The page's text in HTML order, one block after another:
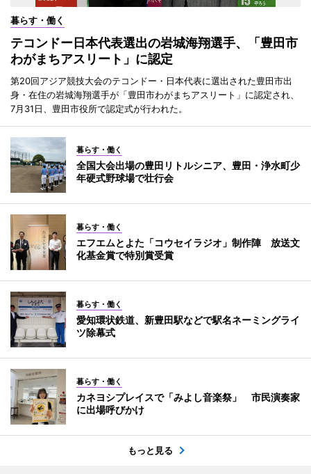
暮らす・働く
テコンドー日本代表選出の岩城海翔選手、「豊田市
わがまちアスリート」に認定
第20回アジア競技大会のテコンドー・日本代表に選出された豊田市出
身・在住の岩城海翔選手が「豊田市わがまちアスリート」に認定され、
7月31日、豊田市役所で認定式が行われた。
暮らす・働く
全国大会出場の豊田リトルシニア、豊田・浄水町少
年硬式野球場で壮行会
暮らす・働く
エフエムとよた「コウセイラジオ」制作陣 放送文
化基金賞で特別賞受賞
暮らす・働く
愛知環状鉄道、新豊田駅などで駅名ネーミングライ
ツ除幕式
暮らす・働く
カネヨシプレイスで「みよし音楽祭」 市民演奏家
に出場呼びかけ
もっと見る